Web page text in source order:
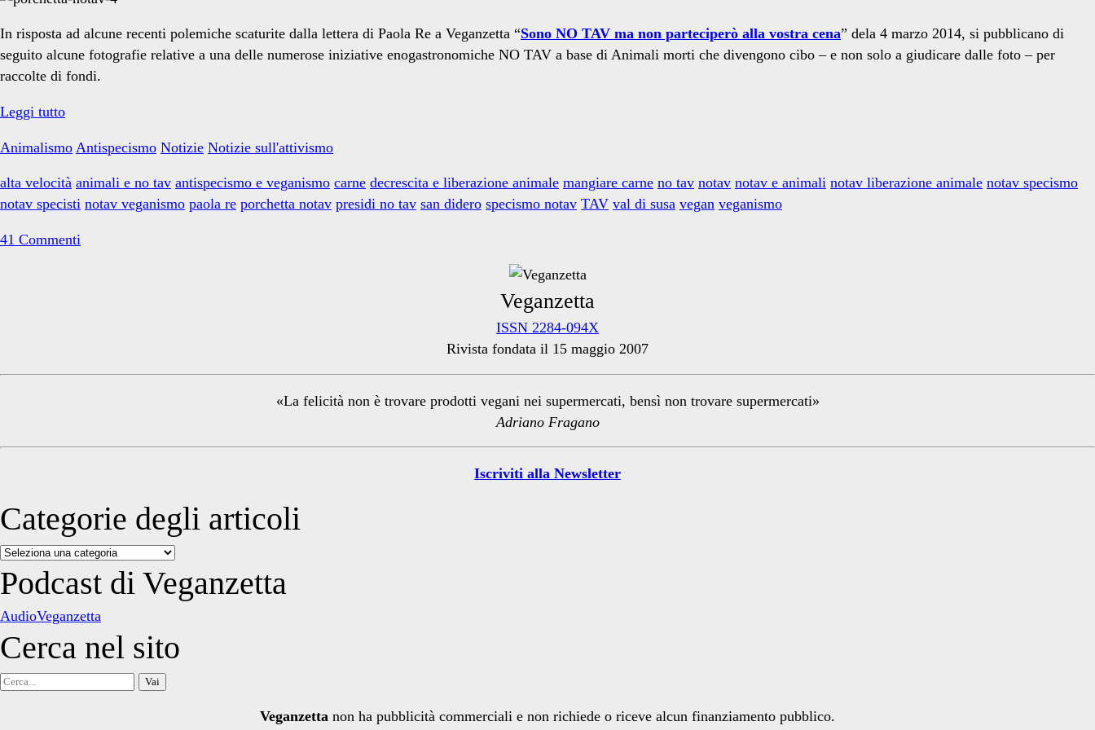
e
In risposta ad alcune recenti polemiche scaturite dalla lettera di Paola Re a Veganzetta “Sono NO TAV ma non parteciperò alla vostra cena” dela 4 marzo 2014, si pubblicano di
seguito alcune fotografie relative a una delle numerose iniziative enogastronomiche NO TAV a base di Animali morti che divengono cibo – e non solo a giudicare dalle foto – per
raccolte di fondi.
Leggi tuttoLa
NO
TAV
Animalismo Antispecismo Notizie Notizie sull'attivismo
alta velocità animali e no tav antispecismo e veganismo carne decrescita e liberazione animale mangiare carne no tav notav notav e animali notav liberazione animale notav specismo
notav specisti notav veganismo paola re porchetta notav presidi no tav san didero specismo notav TAV val di susa vegan veganismo
41 Commenti
Sidebar
Veganzetta
ISSN 2284-094X
Rivista fondata il 15 maggio 2007
«La felicità non è trovare prodotti vegani nei supermercati, bensì non trovare supermercati»
Adriano Fragano
Iscriviti alla Newsletter
Categorie degli articoli
Categorie
degli
articoli
Podcast di Veganzetta
AudioVeganzetta
Cerca nel sito
Cerca
Veganzetta non ha pubblicità commerciali e non richiede o riceve alcun finanziamento pubblico.